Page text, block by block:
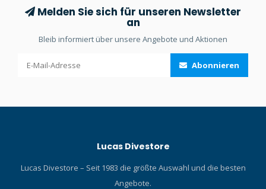
Melden Sie sich für unseren Newsletter
an
Bleib informiert über unsere Angebote und Aktionen
Abonnieren
Lucas Divestore
Lucas Divestore – Seit 1983 die größte Auswahl und die besten
Angebote.